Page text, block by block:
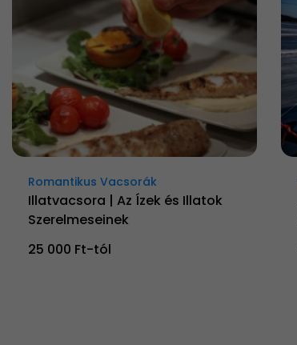
Romantikus Vacsorák
Illatvacsora | Az Ízek és Illatok
Szerelmeseinek
25 000 Ft-tól